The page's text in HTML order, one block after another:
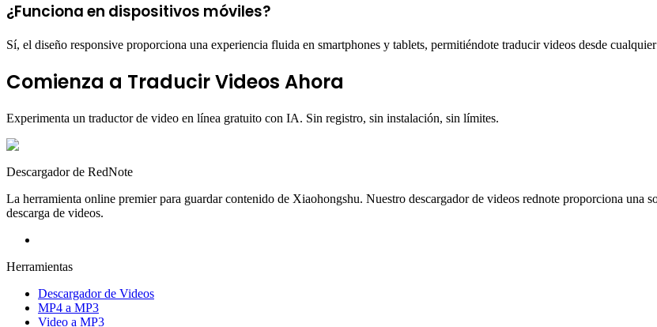
¿Funciona en dispositivos móviles?
Sí, el diseño responsive proporciona una experiencia fluida en smartphones y tablets, permitiéndote traducir videos desde
Comienza a Traducir Videos Ahora
Experimenta un traductor de video en línea gratuito con IA. Sin registro, sin instalación, sin límites.
Descargador de RedNote
La herramienta online premier para guardar contenido de Xiaohongshu. Nuestro descargador de videos rednote proporciona una
descarga de videos.
Herramientas
Descargador de Videos
MP4 a MP3
Video a MP3